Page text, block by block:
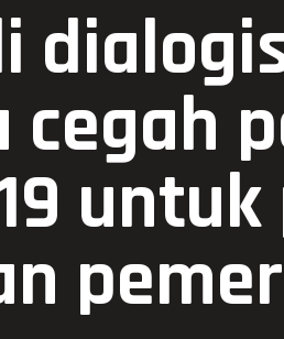
cegah